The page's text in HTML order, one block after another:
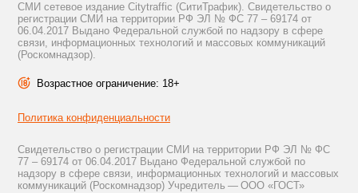
СМИ сетевое издание Citytraffic (СитиТрафик). Свидетельство о
регистрации СМИ на территории РФ ЭЛ № ФС 77 – 69174 от
06.04.2017 Выдано Федеральной службой по надзору в сфере
связи, информационных технологий и массовых коммуникаций
(Роскомнадзор).
Возрастное ограничение: 18+
Политика конфиденциальности
Свидетельство о регистрации СМИ на территории РФ ЭЛ № ФС
77 – 69174 от 06.04.2017 Выдано Федеральной службой по
надзору в сфере связи, информационных технологий и массовых
коммуникаций (Роскомнадзор) Учредитель — ООО «ГОСТ»